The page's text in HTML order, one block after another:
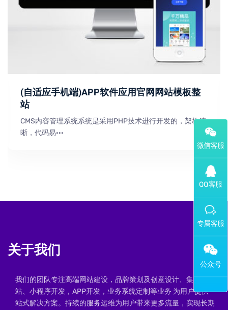
(自适应手机端)APP软件应用官网网站模板整
站
CMS内容管理系统系统是采用PHP技术进行开发的，架构清
晰，代码易···
关于我们
我们的团队专注高端网站建设，品牌策划及创意设计、集群建
站、小程序开发，APP开发，业务系统定制等业务 为用户提供一
站式解决方案。持续的服务运维为用户带来更多流量，实现长期